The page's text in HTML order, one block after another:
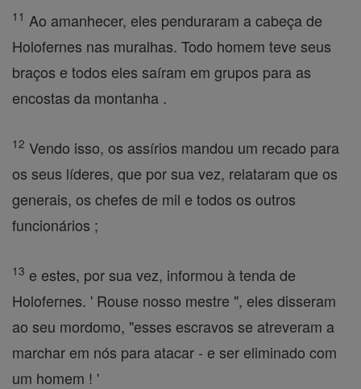
11 Ao amanhecer, eles penduraram a cabeça de
Holofernes nas muralhas. Todo homem teve seus
braços e todos eles saíram em grupos para as
encostas da montanha .
12 Vendo isso, os assírios mandou um recado para
os seus líderes, que por sua vez, relataram que os
generais, os chefes de mil e todos os outros
funcionários ;
13 e estes, por sua vez, informou à tenda de
Holofernes. ' Rouse nosso mestre ", eles disseram
ao seu mordomo, "esses escravos se atreveram a
marchar em nós para atacar - e ser eliminado com
um homem ! '